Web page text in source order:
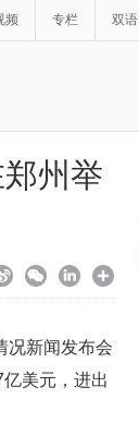
频 专栏 双语
州举
况新闻发布会
美元，进出